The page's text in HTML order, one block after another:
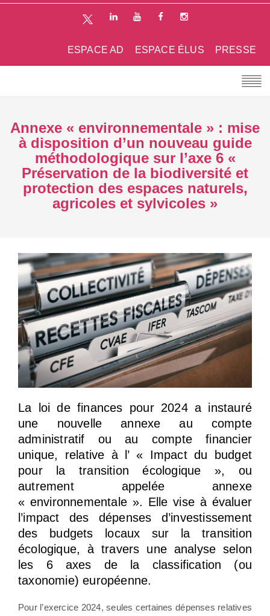
PRESSE
ESPACE ÉLUS
ESPACE AD
Annexe « environnementale » : mise
à disposition d’un nouveau guide
méthodologique sur l’axe 6 «
Préservation de la biodiversité et
protection des espaces naturels,
agricoles et sylvicoles »
La loi de finances pour 2024 a instauré
une nouvelle annexe au compte
administratif ou au compte financier
unique, relative à l’ « Impact du budget
pour la transition écologique », ou
autrement appelée annexe
« environnementale ». Elle vise à évaluer
l’impact des dépenses d’investissement
des budgets locaux sur la transition
écologique, à travers une analyse selon
les 6 axes de la classification (ou
taxonomie) européenne.
Pour l’exercice 2024, seules certaines dépenses relatives